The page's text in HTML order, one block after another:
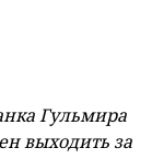
Гульмира
выходить за